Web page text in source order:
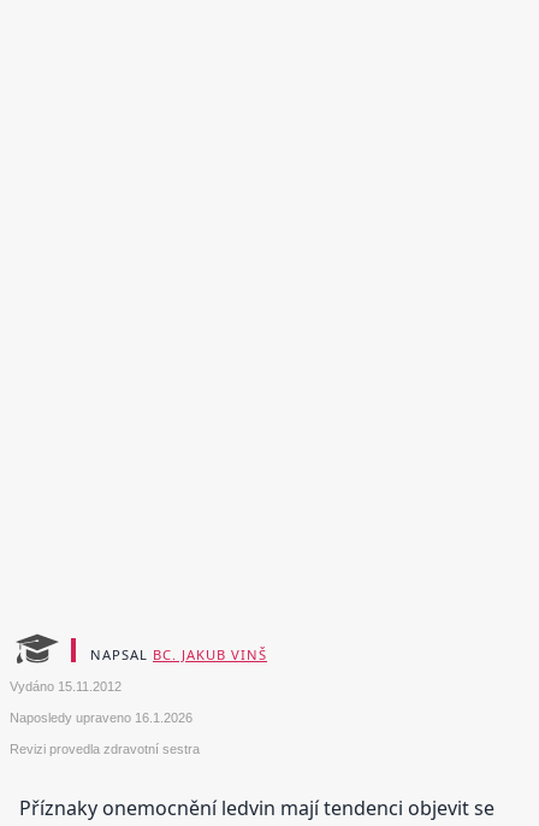
NAPSAL BC. JAKUB VINŠ
Vydáno 15.11.2012
Naposledy upraveno 16.1.2026
Revizi provedla zdravotní sestra
Příznaky onemocnění ledvin mají tendenci objevit se